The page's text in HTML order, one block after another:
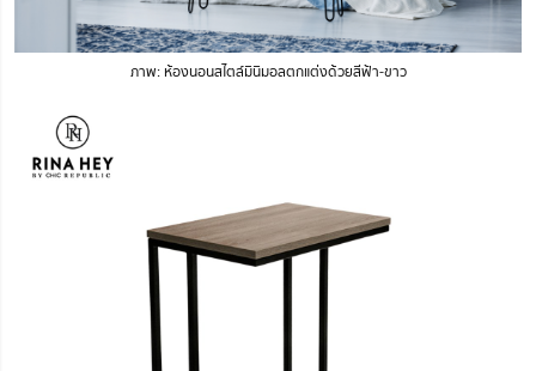
ภาพ: ห้องนอนสไตล์มินิมอลตกแต่งด้วยสีฟ้า-ขาว